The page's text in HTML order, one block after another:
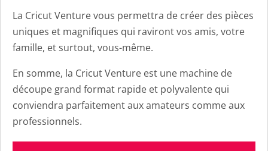
La Cricut Venture vous permettra de créer des pièces
uniques et magnifiques qui raviront vos amis, votre
famille, et surtout, vous-même.
En somme, la Cricut Venture est une machine de
découpe grand format rapide et polyvalente qui
conviendra parfaitement aux amateurs comme aux
professionnels.